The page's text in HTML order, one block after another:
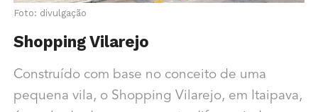
Foto: divulgação
Shopping Vilarejo
Construído com base no conceito de uma
pequena vila, o Shopping Vilarejo, em Itaipava,